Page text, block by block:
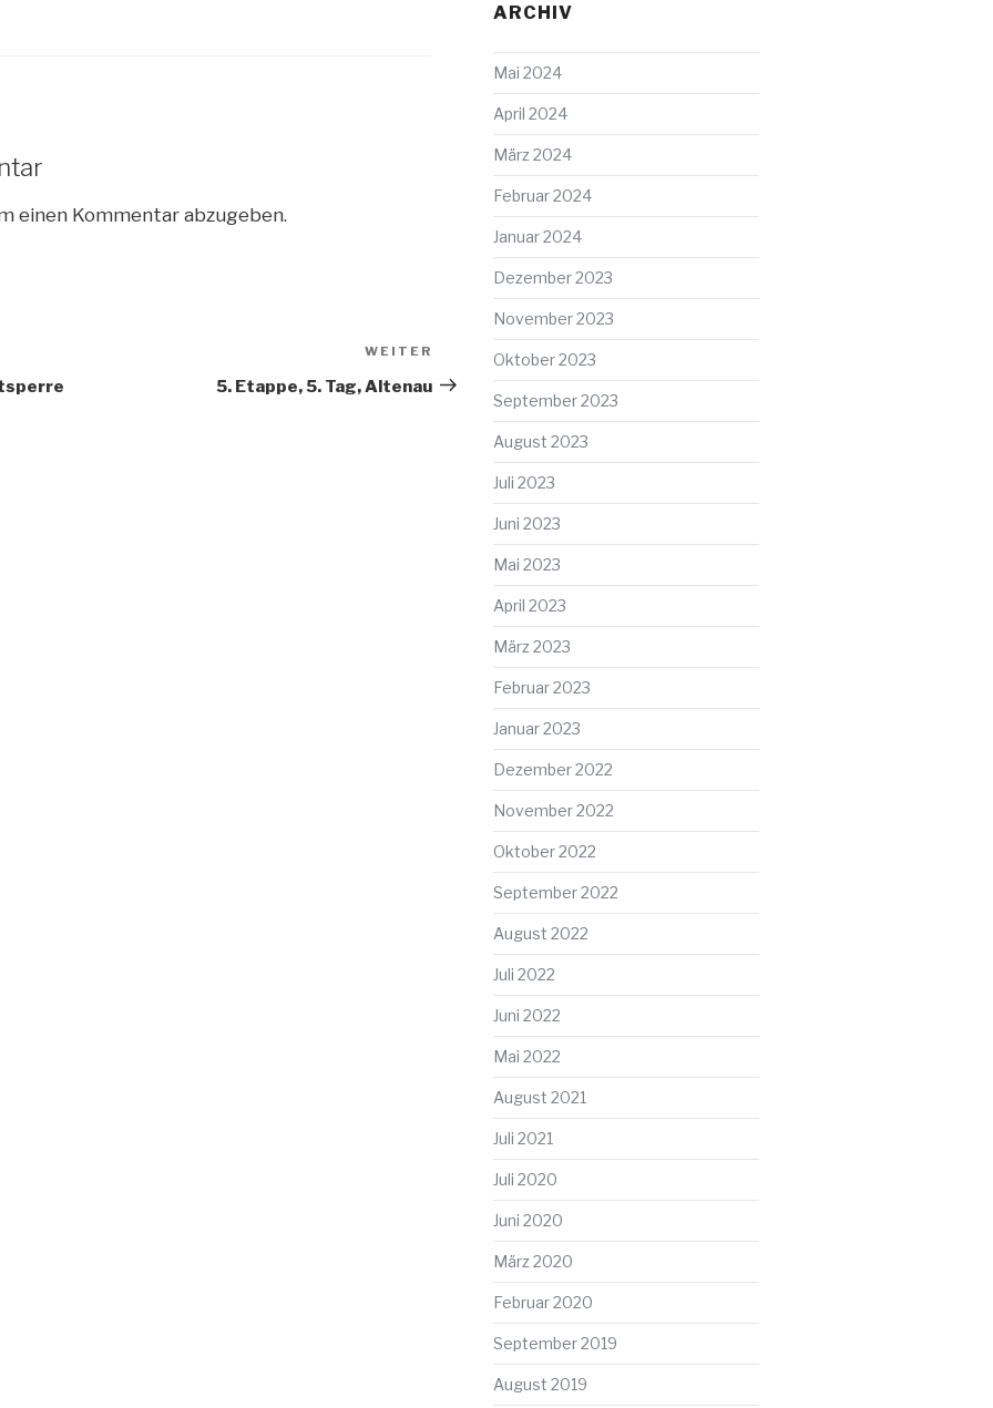
einen Kommentar abzugeben.
Nächster
Beitrag
WEITER
5. Etappe, 5. Tag, Altenau
ARCHIV
Mai 2024
April 2024
März 2024
Februar 2024
Januar 2024
Dezember 2023
November 2023
Oktober 2023
September 2023
August 2023
Juli 2023
Juni 2023
Mai 2023
April 2023
März 2023
Februar 2023
Januar 2023
Dezember 2022
November 2022
Oktober 2022
September 2022
August 2022
Juli 2022
Juni 2022
Mai 2022
August 2021
Juli 2021
Juli 2020
Juni 2020
März 2020
Februar 2020
September 2019
August 2019